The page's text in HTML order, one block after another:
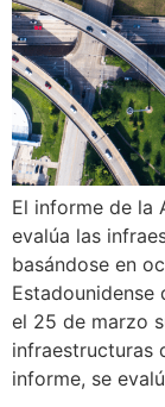
El informe de la
evalúa las
basándose en
Estadounidense
el 25 de marzo
infraestructuras
informe, se